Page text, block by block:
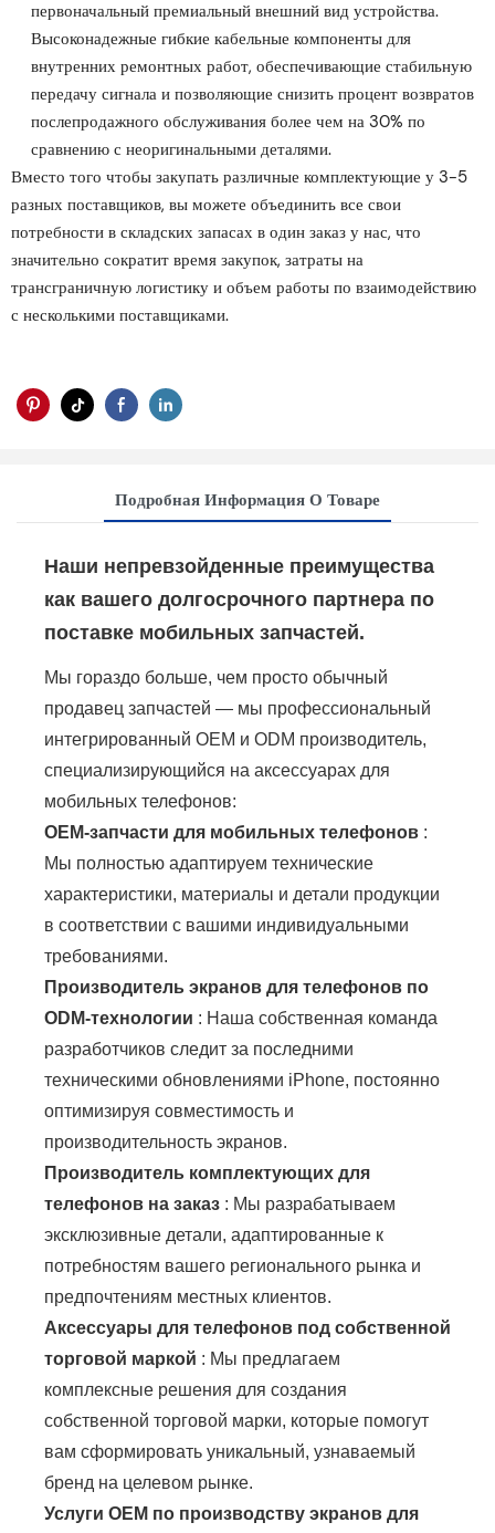
первоначальный премиальный внешний вид устройства.
Высоконадежные гибкие кабельные компоненты для
внутренних ремонтных работ, обеспечивающие стабильную
передачу сигнала и позволяющие снизить процент возвратов
послепродажного обслуживания более чем на 30% по
сравнению с неоригинальными деталями.
Вместо того чтобы закупать различные комплектующие у 3-5
разных поставщиков, вы можете объединить все свои
потребности в складских запасах в один заказ у нас, что
значительно сократит время закупок, затраты на
трансграничную логистику и объем работы по взаимодействию
с несколькими поставщиками.
Подробная Информация О Товаре
Наши непревзойденные преимущества
как вашего долгосрочного партнера по
поставке мобильных запчастей.
Мы гораздо больше, чем просто обычный
продавец запчастей — мы профессиональный
интегрированный OEM и ODM производитель,
специализирующийся на аксессуарах для
мобильных телефонов:
OEM-запчасти для мобильных телефонов :
Мы полностью адаптируем технические
характеристики, материалы и детали продукции
в соответствии с вашими индивидуальными
требованиями.
Производитель экранов для телефонов по
ODM-технологии : Наша собственная команда
разработчиков следит за последними
техническими обновлениями iPhone, постоянно
оптимизируя совместимость и
производительность экранов.
Производитель комплектующих для
телефонов на заказ : Мы разрабатываем
эксклюзивные детали, адаптированные к
потребностям вашего регионального рынка и
предпочтениям местных клиентов.
Аксессуары для телефонов под собственной
торговой маркой : Мы предлагаем
комплексные решения для создания
собственной торговой марки, которые помогут
вам сформировать уникальный, узнаваемый
бренд на целевом рынке.
Услуги OEM по производству экранов для